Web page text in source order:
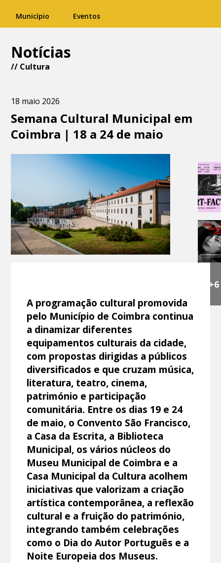
Município Eventos
Notícias
// Cultura
18 maio 2026
Semana Cultural Municipal em
Coimbra | 18 a 24 de maio
+6
A programação cultural promovida
pelo Município de Coimbra continua
a dinamizar diferentes
equipamentos culturais da cidade,
com propostas dirigidas a públicos
diversificados e que cruzam música,
literatura, teatro, cinema,
património e participação
comunitária. Entre os dias 19 e 24
de maio, o Convento São Francisco,
a Casa da Escrita, a Biblioteca
Municipal, os vários núcleos do
Museu Municipal de Coimbra e a
Casa Municipal da Cultura acolhem
iniciativas que valorizam a criação
artística contemporânea, a reflexão
cultural e a fruição do património,
integrando também celebrações
como o Dia do Autor Português e a
Noite Europeia dos Museus.